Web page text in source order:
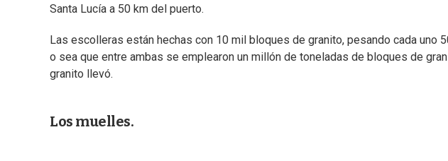
Santa Lucía a 50 km del puerto.
Las escolleras están hechas con 10 mil bloques de granito, pesando cada uno
o sea que entre ambas se emplearon un millón de toneladas de bloques de
granito llevó.
Los muelles.